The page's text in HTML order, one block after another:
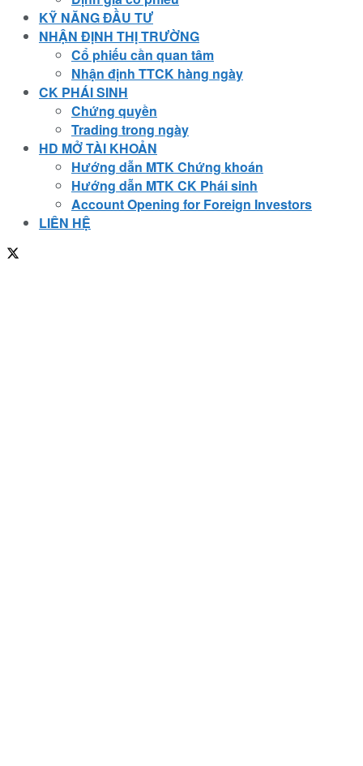
KỸ NĂNG ĐẦU TƯ
NHẬN ĐỊNH THỊ TRƯỜNG
Cổ phiếu cần quan tâm
Nhận định TTCK hàng ngày
CK PHÁI SINH
Chứng quyền
Trading trong ngày
HD MỞ TÀI KHOẢN
Hướng dẫn MTK Chứng khoán
Hướng dẫn MTK CK Phái sinh
Account Opening for Foreign Investors
LIÊN HỆ